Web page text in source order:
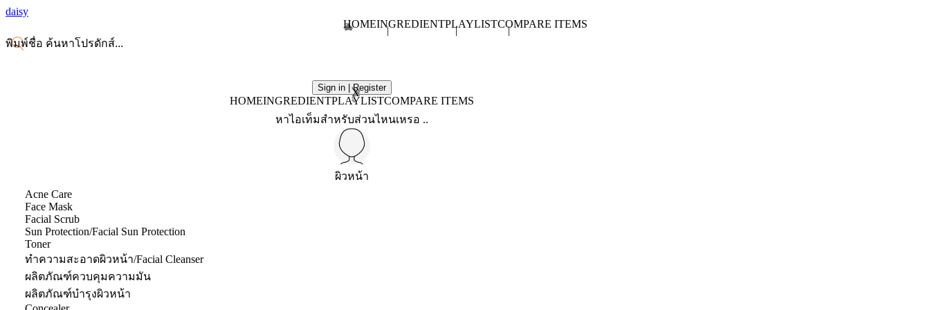
daisy
HOMEINGREDIENTPLAYLISTCOMPARE ITEMS
Sign in | Register
X
HOMEINGREDIENTPLAYLISTCOMPARE ITEMS
หาไอเท็มสำหรับส่วนไหนเหรอ ..
ผิวหน้า
Acne Care
Face Mask
Facial Scrub
Sun Protection/Facial Sun Protection
Toner
ทำความสะอาดผิวหน้า/Facial Cleanser
ผลิตภัณฑ์ควบคุมความมัน
ผลิตภัณฑ์บำรุงผิวหน้า